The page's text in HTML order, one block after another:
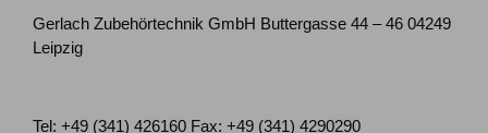
Gerlach Zubehörtechnik GmbH Buttergasse 44 – 46 04249
Leipzig
Tel: +49 (341) 426160 Fax: +49 (341) 4290290